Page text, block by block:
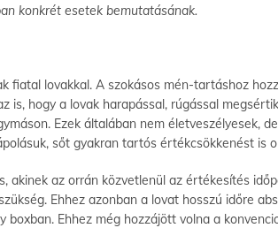
konkrét esetek bemutatásának.
fiatal lovakkal. A szokásos mén-tartáshoz
is, hogy a lovak harapással, rúgással
Ezek általában nem életveszélyesek,
sőt gyakran tartós értékcsökkenést is
akinek az orrán közvetlenül az értékesítés
Ehhez azonban a lovat hosszú időre
boxban. Ehhez még hozzájött volna a